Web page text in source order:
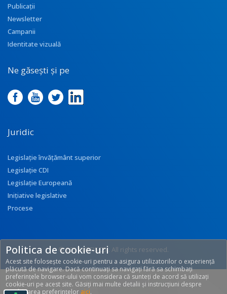
Publicații
Newsletter
Campanii
Identitate vizuală
Ne găsești și pe
Juridic
Legislație învățământ superior
Legislație CDI
Legislație Europeană
Inițiative legislative
Procese
© 2017 UEFISCDI. All rights reserved.
[T: 0.2421, O: 92]
Politica de cookie-uri
Acest site folosește cookie-uri pentru a asigura utilizatorilor o experiență
plăcută de navigare. Dacă continuați sa navigați fără sa schimbați
preferințele browser-ului vom considera că sunteți de acord să utilizați
cookie-uri pe acest site. Găsiți mai multe detalii și instrucțiuni despre
modificarea preferințelor aici.